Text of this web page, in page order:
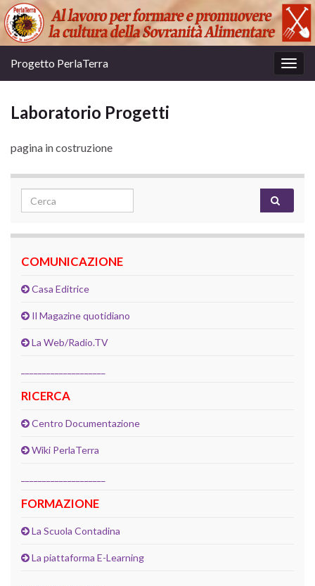
la
Progetto PerlaTerra
Laboratorio Progetti
pagina in costruzione
Search for:
COMUNICAZIONE
Casa Editrice
Il Magazine quotidiano
La Web/Radio.TV
RICERCA
Centro Documentazione
Wiki PerlaTerra
FORMAZIONE
La Scuola Contadina
La piattaforma E-Learning